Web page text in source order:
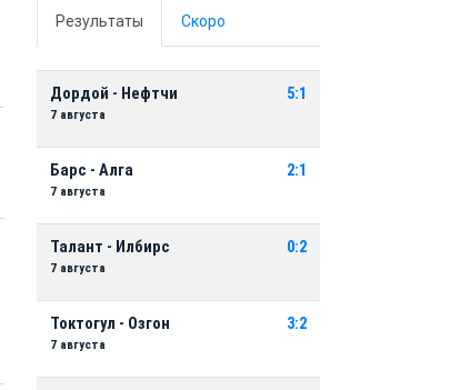
Результаты Скоро
Дордой - Нефтчи
7 августа
5:1
Барс - Алга
7 августа
2:1
Талант - Илбирс
7 августа
0:2
Токтогул - Озгон
7 августа
3:2